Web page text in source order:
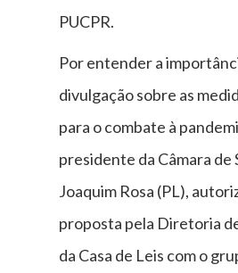
PUCPR.
Por entender a
divulgação sobre as
para o combate à
presidente da Câmara de
Joaquim Rosa (PL),
proposta pela Diretoria
da Casa de Leis com o